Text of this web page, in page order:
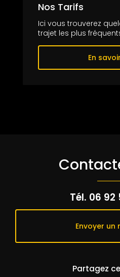
Nos Tarifs
Ici vous trouverez
trajet les plus
En
Tél. 06 92
Envoyer un
Partagez